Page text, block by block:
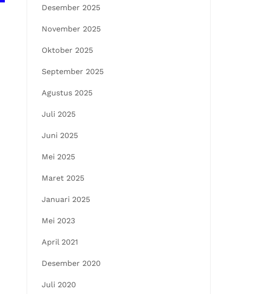
Desember 2025
November 2025
Oktober 2025
September 2025
Agustus 2025
Juli 2025
Juni 2025
Mei 2025
Maret 2025
Januari 2025
Mei 2023
April 2021
Desember 2020
Juli 2020